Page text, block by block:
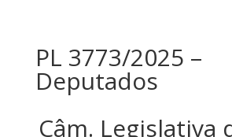
PL 3773/2025 –
Deputados
Câm. Legislativa